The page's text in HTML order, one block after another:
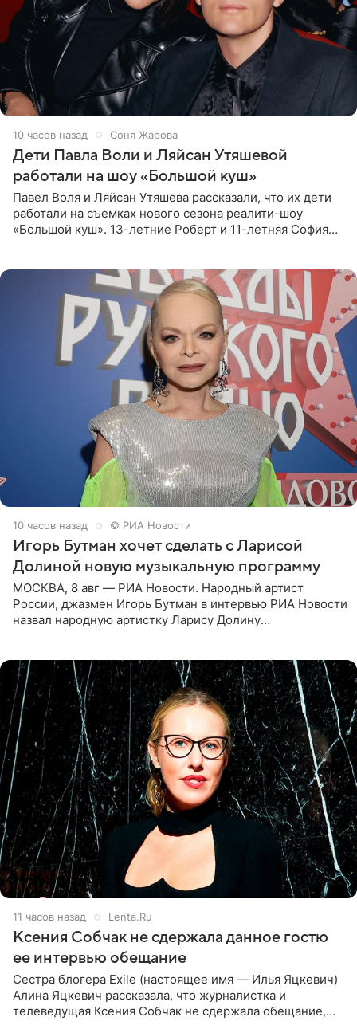
10 часов назад Соня Жарова
Дети Павла Воли и Ляйсан Утяшевой
работали на шоу «Большой куш»
Павел Воля и Ляйсан Утяшева рассказали, что их дети
работали на съемках нового сезона реалити-шоу
«Большой куш». 13-летние Роберт и 11-летняя София
10 часов назад © РИА Новости
Игорь Бутман хочет сделать с Ларисой
Долиной новую музыкальную программу
МОСКВА, 8 авг — РИА Новости. Народный артист
России, джазмен Игорь Бутман в интервью РИА Новости
назвал народную артистку Ларису Долину
11 часов назад Lenta.Ru
Ксения Собчак не сдержала данное гостю
ее интервью обещание
Сестра блогера Exile (настоящее имя — Илья Яцкевич)
Алина Яцкевич рассказала, что журналистка и
телеведущая Ксения Собчак не сдержала обещание,